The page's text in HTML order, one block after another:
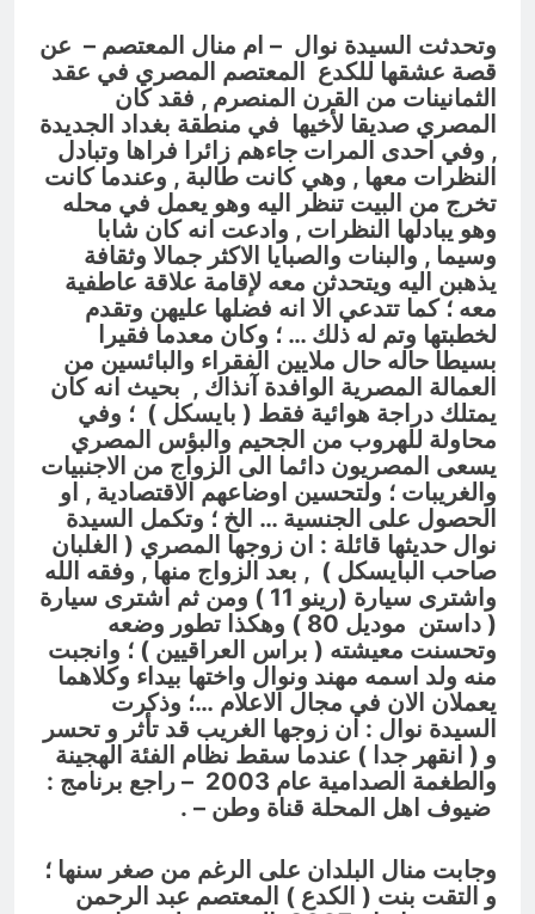
وتحدثت السيدة نوال – ام منال المعتصم – عن
قصة عشقها للكدع المعتصم المصري في عقد
الثمانينات من القرن المنصرم , فقد كان
المصري صديقا لأخيها في منطقة بغداد الجديدة
, وفي احدى المرات جاءهم زائرا فراها وتبادل
النظرات معها , وهي كانت طالبة , وعندما كانت
تخرج من البيت تنظر اليه وهو يعمل في محله
وهو يبادلها النظرات , وادعت انه كان شابا
وسيما , والبنات والصبايا الاكثر جمالا وثقافة
يذهبن اليه ويتحدثن معه لإقامة علاقة عاطفية
معه ؛ كما تتدعي الا انه فضلها عليهن وتقدم
لخطبتها وتم له ذلك … ؛ وكان معدما فقيرا
بسيطا حاله حال ملايين الفقراء والبائسين من
العمالة المصرية الوافدة آنذاك , بحيث انه كان
يمتلك دراجة هوائية فقط ( بايسكل ) ؛ وفي
محاولة للهروب من الجحيم والبؤس المصري
يسعى المصريون دائما الى الزواج من الاجنبيات
والغريبات ؛ ولتحسين اوضاعهم الاقتصادية , او
الحصول على الجنسية … الخ ؛ وتكمل السيدة
نوال حديثها قائلة : ان زوجها المصري ( الغلبان
صاحب البايسكل ) , بعد الزواج منها , وفقه الله
واشترى سيارة (رينو 11 ) ومن ثم اشترى سيارة
( داستن موديل 80 ) وهكذا تطور وضعه
وتحسنت معيشته ( براس العراقيين ) ؛ وانجبت
منه ولد اسمه مهند ونوال واختها بيداء وكلاهما
يعملان الان في مجال الاعلام …؛ وذكرت
السيدة نوال : ان زوجها الغريب قد تأثر و تحسر
و ( انقهر جدا ) عندما سقط نظام الفئة الهجينة
والطغمة الصدامية عام 2003 – راجع برنامج :
ضيوف اهل المحلة قناة وطن – .
وجابت منال البلدان على الرغم من صغر سنها ؛
و التقت بنت ( الكدع ) المعتصم عبد الرحمن